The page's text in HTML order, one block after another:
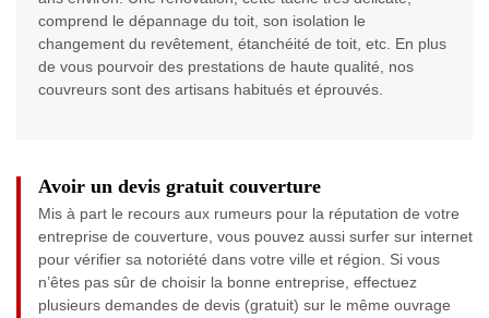
comprend le dépannage du toit, son isolation le
changement du revêtement, étanchéité de toit, etc. En plus
de vous pourvoir des prestations de haute qualité, nos
couvreurs sont des artisans habitués et éprouvés.
Avoir un devis gratuit couverture
Mis à part le recours aux rumeurs pour la réputation de votre
entreprise de couverture, vous pouvez aussi surfer sur internet
pour vérifier sa notoriété dans votre ville et région. Si vous
n’êtes pas sûr de choisir la bonne entreprise, effectuez
plusieurs demandes de devis (gratuit) sur le même ouvrage